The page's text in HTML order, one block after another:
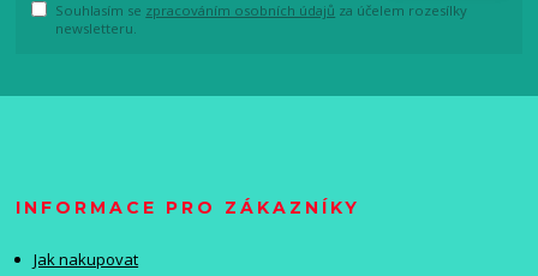
Souhlasím se zpracováním osobních údajů za účelem rozesílky
newsletteru.
INFORMACE PRO ZÁKAZNÍKY
Jak nakupovat